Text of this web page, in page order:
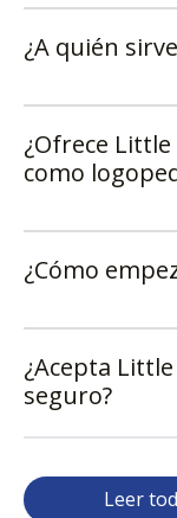
¿A quién
¿Ofrece
como
¿Cómo
¿Acepta
seguro?
Leer